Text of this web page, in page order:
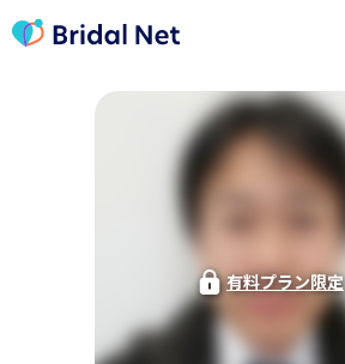
有料プラン限定